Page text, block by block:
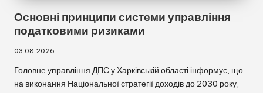
Основні принципи системи управління
податковими ризиками
03.08.2026
Головне управління ДПС у Харківській області інформує, що
на виконання Національної стратегії доходів до 2030 року,
☀ 🌙
A− A A+